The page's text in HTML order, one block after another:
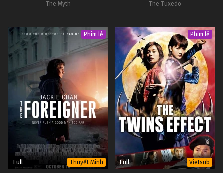
The Myth The Tuxedo
Phim lẻ
Full Thuyết Minh
Phim lẻ
Full Vietsub